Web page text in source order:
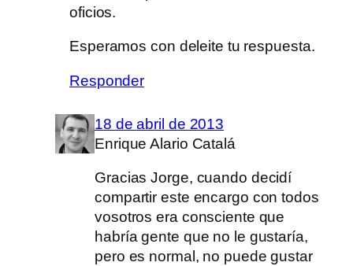
oficios.
Esperamos con deleite tu respuesta.
Responder
18 de abril de 2013
Enrique Alario Catalá
Gracias Jorge, cuando decidí
compartir este encargo con todos
vosotros era consciente que
habría gente que no le gustaría,
pero es normal, no puede gustar